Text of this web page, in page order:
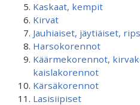
Kaskaat, kempit
Kirvat
Jauhiaiset, jäytiäiset,
Harsokorennot
Käärmekorennot,
kaislakorennot
Kärsäkorennot
Lasisiipiset